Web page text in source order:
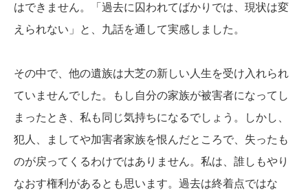
はできません。「過去に囚われてばかりでは、現状は変
えられない」と、九話を通して実感しました。
その中で、他の遺族は大芝の新しい人生を受け入れられ
ていませんでした。もし自分の家族が被害者になってし
まったとき、私も同じ気持ちになるでしょう。しかし、
犯人、ましてや加害者家族を恨んだところで、失ったも
のが戻ってくるわけではありません。私は、誰しもやり
なおす権利があるとも思います。過去は終着点ではな